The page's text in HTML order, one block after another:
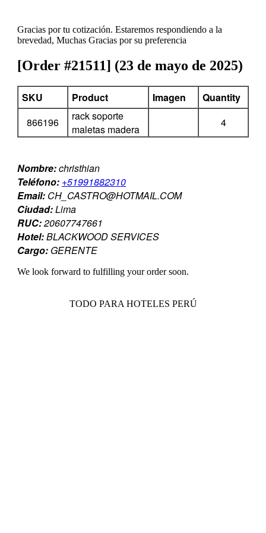
Gracias por tu cotización. Estaremos respondiendo a la
brevedad, Muchas Gracias por su preferencia
[Order #21511] (23 de mayo de 2025)
SKU Product Imagen
Quantity
866196
rack soporte
maletas madera
4
Nombre:christhian
Teléfono: +51991882310
Email: CH_CASTRO@HOTMAIL.COM
Ciudad:Lima
RUC:20607747661
Hotel:BLACKWOOD SERVICES
Cargo: GERENTE
We look forward to fulfilling your order soon.
TODO PARA HOTELES PERÚ